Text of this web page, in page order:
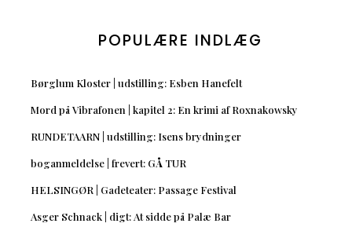
POPULÆRE INDLÆG
Børglum Kloster | udstilling: Esben Hanefelt
Mord på Vibrafonen | kapitel 2: En krimi af Roxnakowsky
RUNDETAARN | udstilling: Isens brydninger
boganmeldelse | frevert: GÅ TUR
HELSINGØR | Gadeteater: Passage Festival
Asger Schnack | digt: At sidde på Palæ Bar